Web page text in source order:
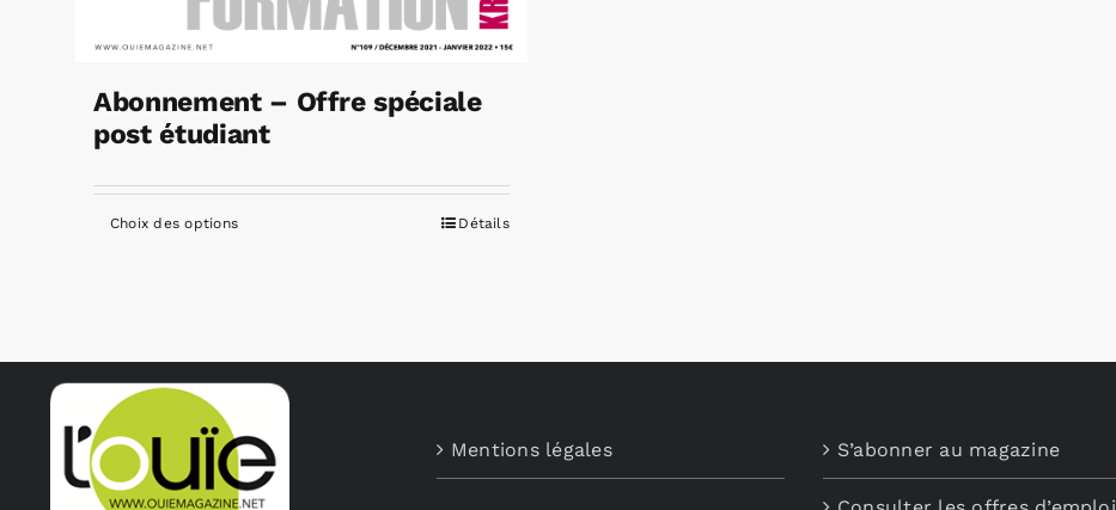
Abonnement – Offre spéciale
post étudiant
Choix des optionsCe
variations.
Les
peuvent
être
Détails
Mentions légales S’abonner au magazine